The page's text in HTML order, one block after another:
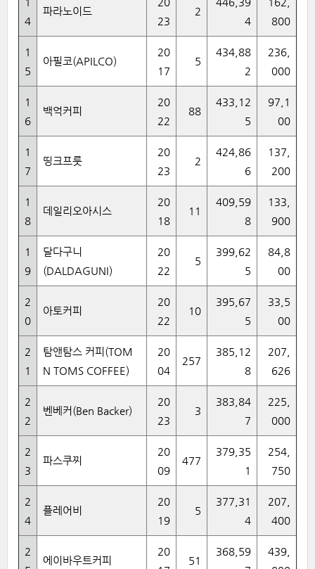
4
파라노이드
23
2
4
800
1
5
아필코(APILCO)
20
17
5
434,88
2
236,
000
1
6
백억커피
20
22
88
433,12
5
97,1
00
1
7
띵크프룻
20
23
2
424,86
6
137,
200
1
8
데일리오아시스
20
18
11
409,59
8
133,
900
1
9
달다구니
(DALDAGUNI)
20
22
5
399,62
5
84,8
00
2
0
아토커피
20
22
10
395,67
5
33,5
00
2
1
탐앤탐스 커피(TOM
N TOMS COFFEE)
20
04
257
385,12
8
207,
626
2
2
벤베커(Ben Backer)
20
23
3
383,84
7
225,
000
2
3
파스쿠찌
20
09
477
379,35
1
254,
750
2
4
플레어비
20
19
5
377,31
4
207,
400
2
에이바우트커피
20
51
368,59
439,